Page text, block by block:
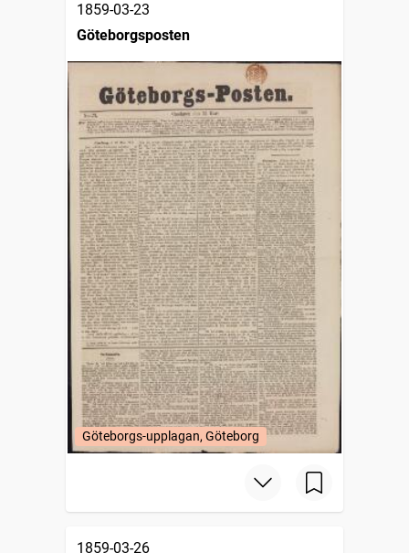
1859-03-23
Göteborgsposten
Göteborgs-upplagan, Göteborg
1859-03-26